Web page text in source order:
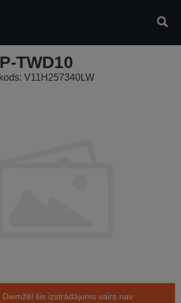
TWD10
V11H257340LW
šis izstrādājums vairs nav